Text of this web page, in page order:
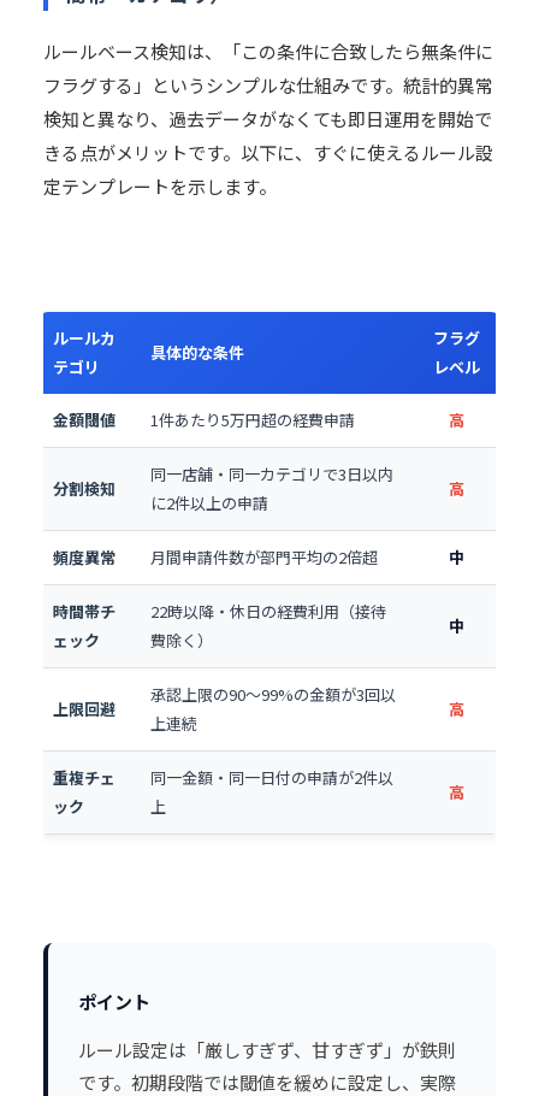
ルールベース検知は、「この条件に合致したら無条件に
フラグする」というシンプルな仕組みです。統計的異常
検知と異なり、過去データがなくても即日運用を開始で
きる点がメリットです。以下に、すぐに使えるルール設
定テンプレートを示します。
ルールカ
テゴリ
具体的な条件
フラグ
レベル
金額閾値 1件あたり5万円超の経費申請 高
分割検知
同一店舗・同一カテゴリで3日以内
に2件以上の申請
高
頻度異常 月間申請件数が部門平均の2倍超 中
時間帯チ
ェック
22時以降・休日の経費利用（接待
費除く）
中
上限回避
承認上限の90〜99%の金額が3回以
上連続
高
重複チェ
ック
同一金額・同一日付の申請が2件以
上
高
ポイント
ルール設定は「厳しすぎず、甘すぎず」が鉄則
です。初期段階では閾値を緩めに設定し、実際